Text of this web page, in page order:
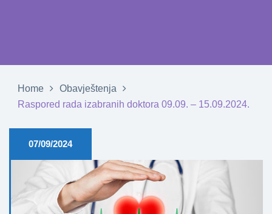
Home
Obavještenja
Raspored rada izabranih doktora 09.09. – 15.09.2024.
07/09/2024